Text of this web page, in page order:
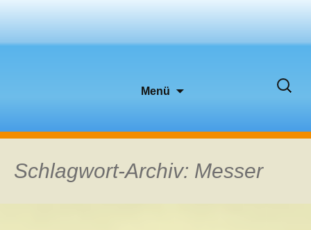
Menü
Suchen
Schlagwort-Archiv: Messer